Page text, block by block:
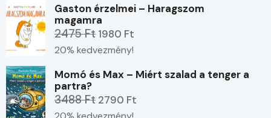
Gaston érzelmei – Haragszom
magamra
2475 Ft 1980 Ft
20% kedvezmény!
Momó és Max – Miért szalad a tenger a
partra?
3488 Ft 2790 Ft